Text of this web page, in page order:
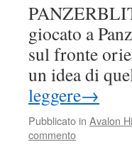
giocato a
sul fronte
un idea di
leggere→
Pubblicato in Avalon
commento